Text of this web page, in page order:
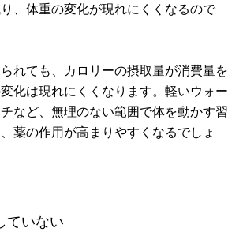
、体重の変化が現れにくくなるので
れても、カロリーの摂取量が消費量を
化は現れにくくなります。軽いウォー
など、無理のない範囲で体を動かす習
薬の作用が高まりやすくなるでしょ
ていない